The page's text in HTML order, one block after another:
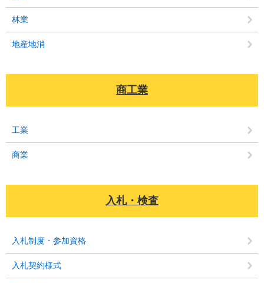
林業
地産地消
商工業
工業
商業
入札・検査
入札制度・参加資格
入札契約様式